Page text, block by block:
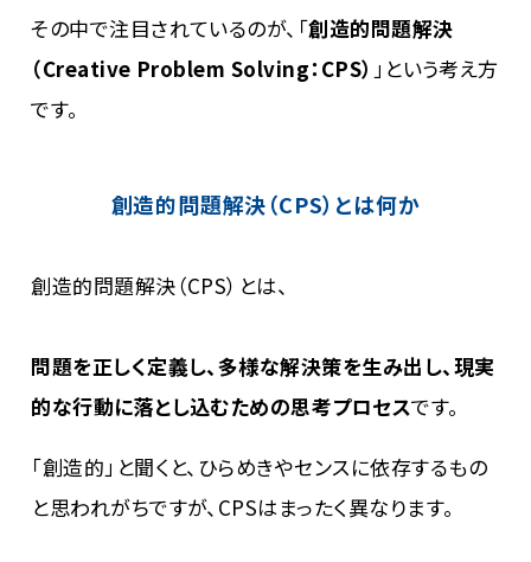
その中で注目されているのが、「創造的問題解決
（Creative Problem Solving：CPS） 」という考え方
です。
創造的問題解決（CPS）とは何か
創造的問題解決（CPS）とは、
問題を正しく定義し、多様な解決策を生み出し、現実
的な行動に落とし込むための思考プロセスです。
「創造的」と聞くと、ひらめきやセンスに依存するもの
と思われがちですが、CPSはまったく異なります。